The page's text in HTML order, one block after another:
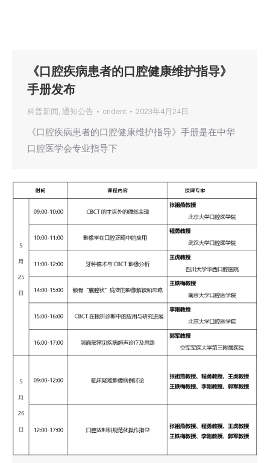
《口腔疾病患者的口腔健康维护指导》
手册发布
科普新闻 , 通知公告 cndent 2023年4月24日
《口腔疾病患者的口腔健康维护指导》手册是在中华
口腔医学会专业指导下